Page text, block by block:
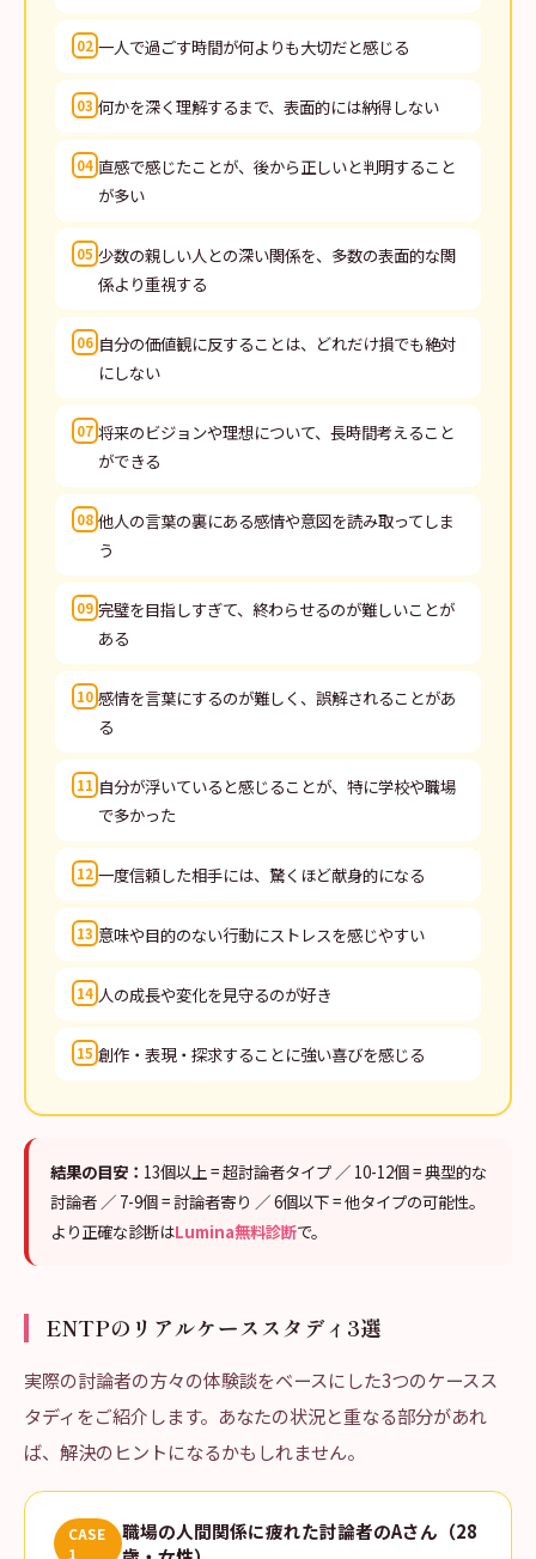
02 一人で過ごす時間が何よりも大切だと感じる
03 何かを深く理解するまで、表面的には納得しない
04 直感で感じたことが、後から正しいと判明すること
が多い
05 少数の親しい人との深い関係を、多数の表面的な関
係より重視する
06 自分の価値観に反することは、どれだけ損でも絶対
にしない
07 将来のビジョンや理想について、長時間考えること
ができる
08 他人の言葉の裏にある感情や意図を読み取ってしま
う
09 完璧を目指しすぎて、終わらせるのが難しいことが
ある
10 感情を言葉にするのが難しく、誤解されることがあ
る
11 自分が浮いていると感じることが、特に学校や職場
で多かった
12 一度信頼した相手には、驚くほど献身的になる
13 意味や目的のない行動にストレスを感じやすい
14 人の成長や変化を見守るのが好き
15 創作・表現・探求することに強い喜びを感じる
結果の目安： 13個以上 = 超討論者タイプ ／ 10-12個 = 典型的な
討論者 ／ 7-9個 = 討論者寄り ／ 6個以下 = 他タイプの可能性。
より正確な診断はLumina無料診断で。
ENTPのリアルケーススタディ3選
実際の討論者の方々の体験談をベースにした3つのケースス
タディをご紹介します。あなたの状況と重なる部分があれ
ば、解決のヒントになるかもしれません。
CASE
1
職場の人間関係に疲れた討論者のAさん（28